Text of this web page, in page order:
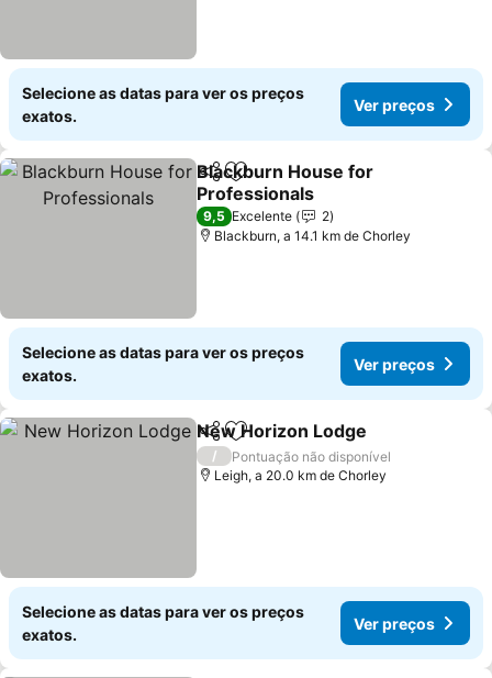
Selecione as datas para ver os preços
exatos.
Ver preços
PartilharAdicionar aos favoritos
Blackburn House for
Professionals
Ver preços
9,5 Excelente
2
Blackburn, a 14.1 km de Chorley
Selecione as datas para ver os preços
exatos.
Ver preços
PartilharAdicionar aos favoritos
New Horizon Lodge
/
Pontuação não disponível
Leigh, a 20.0 km de Chorley
Selecione as datas para ver os preços
exatos.
Ver preços